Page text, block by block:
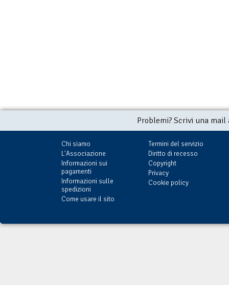
Problemi? Scrivi una
Chi siamo
L'Associazione
Informazioni sui
pagamenti
Informazioni sulle
spedizioni
Come usare il sito
Termini del servizio
Diritto di recesso
Copyright
Privacy
Cookie policy